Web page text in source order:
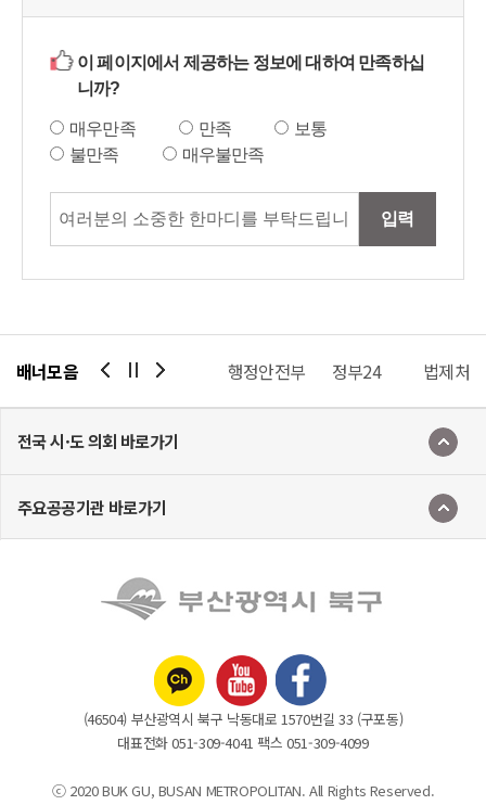
이 페이지에서 제공하는 정보에 대하여 만족하십
니까?
매우만족 만족
보통
불만족
매우불만족
입력
배너모음
국회·지방의회 의정정보시스템 부산광역시 북구청 행정안전부 정부24 법제처
전국 시·도 의회 바로가기
주요공공기관 바로가기
(46504) 부산광역시 북구 낙동대로 1570번길 33 (구포동)
대표전화 051-309-4041 팩스 051-309-4099
ⓒ 2020 BUK GU, BUSAN METROPOLITAN. All Rights Reserved.